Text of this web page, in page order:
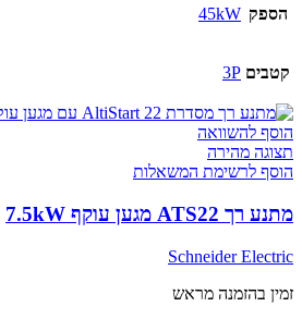
הספק 45kW
קטבים 3P
הוסף להשוואה
תצוגה מהירה
הוסף לרשימת המשאלות
מתנע רך ATS22 מגען עוקף 7.5kW
Schneider Electric
זמין בהזמנה מראש